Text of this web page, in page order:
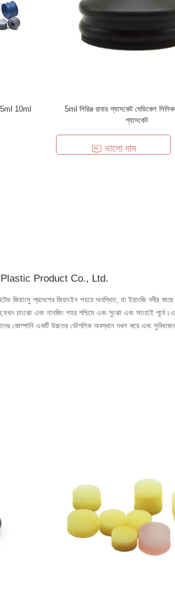
5ml 10ml
5ml সিরিঞ্জ রাবার গ্যাসকেট মেডিকেল সিলিকন
গ্যাসকেট
ভালো দাম
Product Co., Ltd.
জিয়াংসু প্রদেশের জিয়াংইন শহরে অবস্থিত, যা ইয়াংজি নদীর
চাংঝো এবং নানজিং শহর পশ্চিমে এবং সুঝো এবং সাংহাই
কোম্পানি একটি উচ্চতর ভৌগলিক অবস্থান দখল করে এবং
অন্যান্য রাবারের অংশ, রাবার প্যাড এবং চিকিৎসা যন্ত্রের জন্য
আমরা বার্ষিক ভ্যাকুয়াম রক্ত ​​সংগ্রহের টিউবের জন্য 1 বিলিয়ন